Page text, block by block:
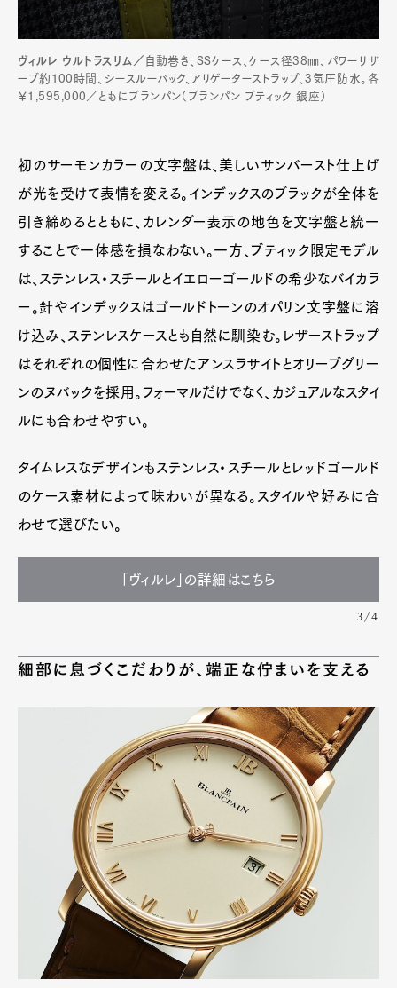
ヴィルレ ウルトラスリム／ 自動巻き、SSケース、ケース径38㎜、パワーリザ
ーブ約100時間、シースルーバック、アリゲーターストラップ、3気圧防水。各
￥1,595,000／ともにブランパン（ブランパン ブティック 銀座）
初のサーモンカラーの文字盤は、美しいサンバースト仕上げ
が光を受けて表情を変える。インデックスのブラックが全体を
引き締めるとともに、カレンダー表示の地色を文字盤と統一
することで一体感を損なわない。一方、ブティック限定モデル
は、ステンレス・スチールとイエローゴールドの希少なバイカラ
ー。針やインデックスはゴールドトーンのオパリン文字盤に溶
け込み、ステンレスケースとも自然に馴染む。レザーストラップ
はそれぞれの個性に合わせたアンスラサイトとオリーブグリー
ンのヌバックを採用。フォーマルだけでなく、カジュアルなスタイ
ルにも合わせやすい。
タイムレスなデザインもステンレス・スチールとレッドゴールド
のケース素材によって味わいが異なる。スタイルや好みに合
わせて選びたい。
「ヴィルレ」の詳細はこちら
3/4
細部に息づくこだわりが、端正な佇まいを支える